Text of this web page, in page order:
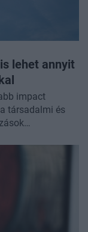
lehet annyit
impact
társadalmi és
befektetési
teljesítése
500 indexhez